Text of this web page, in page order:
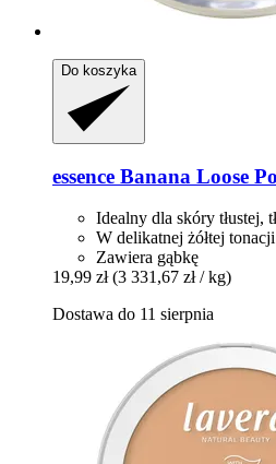
Do koszyka
essence Banana Loose
Idealny dla skóry tłustej,
W delikatnej żółtej tonacji
Zawiera gąbkę
19,99 zł (3 331,67 zł / kg)
Dostawa do 11 sierpnia